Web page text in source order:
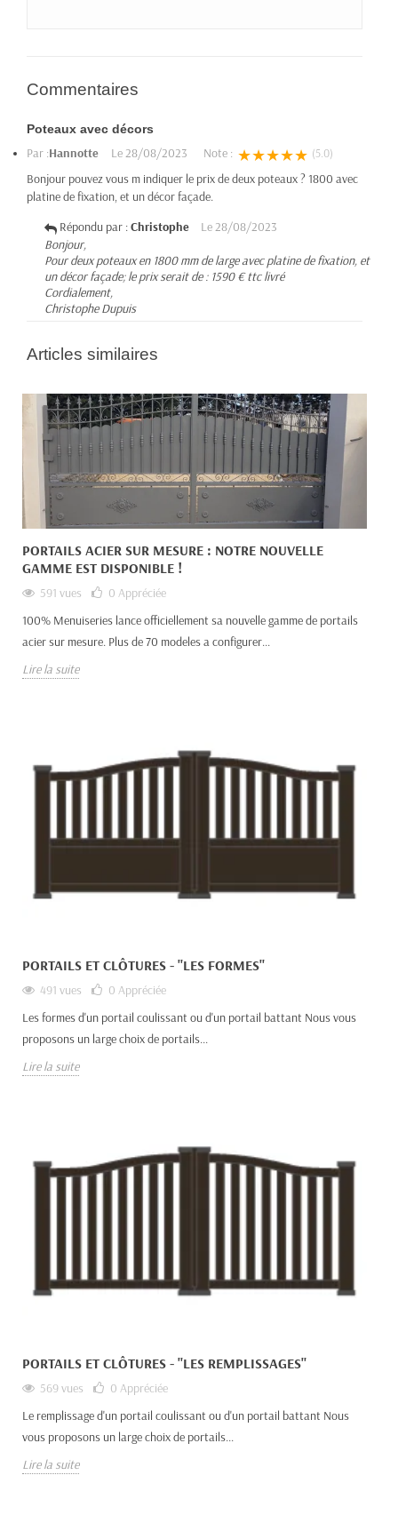
Commentaires
Poteaux avec décors
Par :Hannotte Le28/08/2023 Note : ★★★★★ (5.0)
Bonjour pouvez vous m indiquer le prix de deux poteaux ? 1800 avec
platine de fixation, et un décor façade.
Répondu par :Christophe Le28/08/2023
Bonjour,
Pour deux poteaux en 1800 mm de large avec platine de fixation, et
un décor façade; le prix serait de : 1590 € ttc livré
Cordialement,
Christophe Dupuis
Articles similaires
PORTAILS ACIER SUR MESURE : NOTRE NOUVELLE
GAMME EST DISPONIBLE !
591 vues 0 Appréciée
100% Menuiseries lance officiellement sa nouvelle gamme de portails
acier sur mesure. Plus de 70 modeles a configurer...
Lire la suite
PORTAILS ET CLÔTURES - "LES FORMES"
491 vues 0 Appréciée
Les formes d'un portail coulissant ou d'un portail battant Nous vous
proposons un large choix de portails...
Lire la suite
PORTAILS ET CLÔTURES - "LES REMPLISSAGES"
569 vues 0 Appréciée
Le remplissage d'un portail coulissant ou d'un portail battant Nous
vous proposons un large choix de portails...
Lire la suite